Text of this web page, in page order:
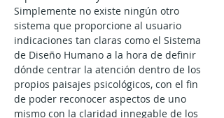
Simplemente no existe ningún otro
sistema que proporcione al usuario
indicaciones tan claras como el Sistema
de Diseño Humano a la hora de definir
dónde centrar la atención dentro de los
propios paisajes psicológicos, con el fin
de poder reconocer aspectos de uno
mismo con la claridad innegable de los